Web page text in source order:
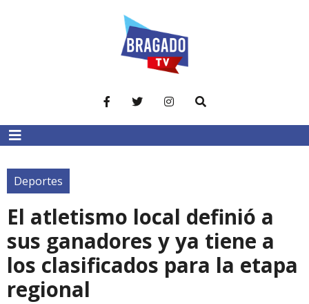
Deportes
El atletismo local definió a
sus ganadores y ya tiene a
los clasificados para la etapa
regional